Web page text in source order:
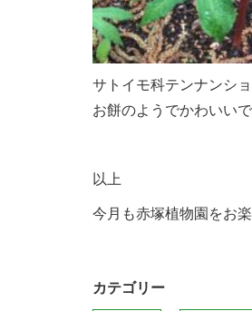
サトイモ科テンナンシ
お餅のようでかわいいで
以上
今月も赤塚植物園をお楽
カテゴリー